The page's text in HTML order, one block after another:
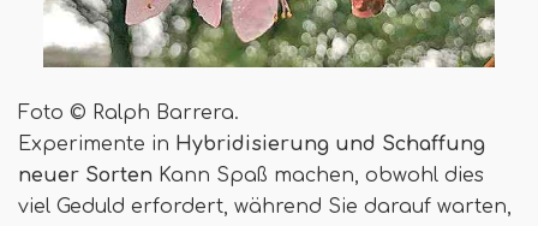
Foto © Ralph Barrera.
Experimente in Hybridisierung und Schaffung
neuer Sorten Kann Spaß machen, obwohl dies
viel Geduld erfordert, während Sie darauf warten,